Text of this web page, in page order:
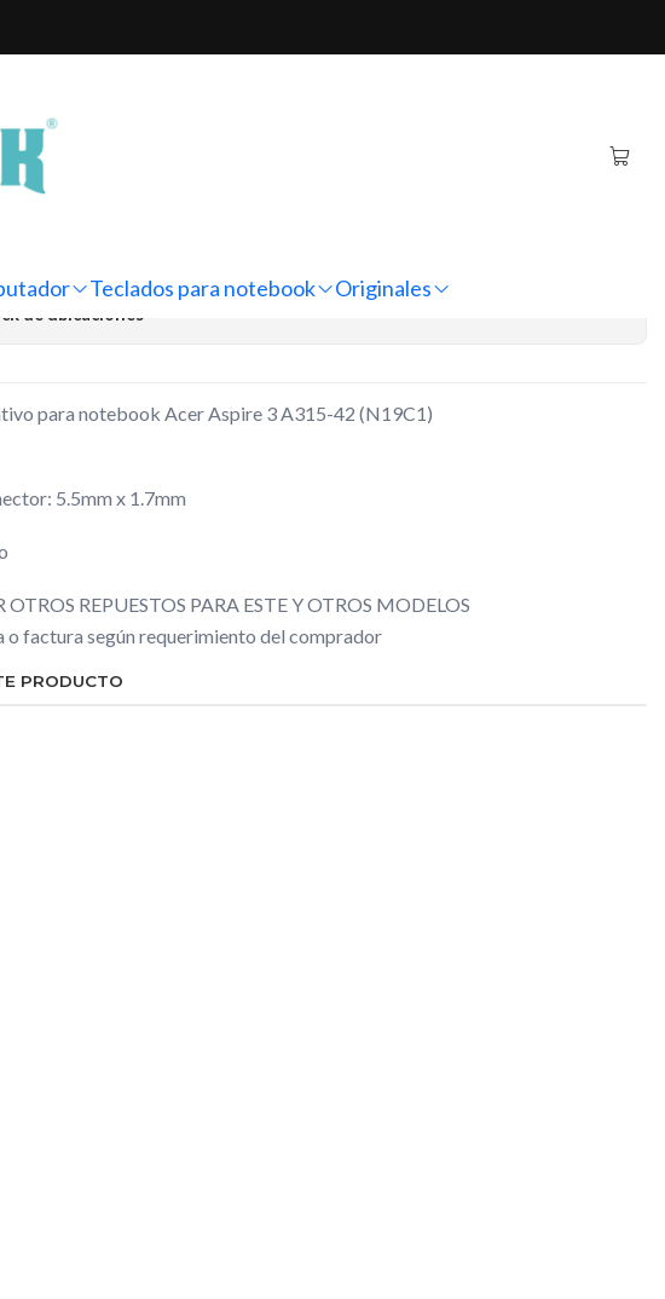
Teclados para notebook Originales
Acer Aspire 3 A315-42 (N19C1)
Alternativo Notebook Acer
A315-42 (N19C1)
de ubicaciones
para notebook Acer Aspire 3 A315-42 (N19C1)
5.5mm x 1.7mm
REPUESTOS PARA ESTE Y OTROS MODELOS
o factura según requerimiento del comprador
PRODUCTO